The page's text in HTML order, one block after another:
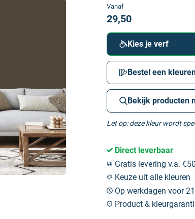
Vanaf
29,50
Kies je verf
Bestel een
Bekijk producten
Let op: deze kleur wordt
Direct leverbaar
Gratis levering v.a.
Keuze uit alle kleuren
Op werkdagen voor
Product &